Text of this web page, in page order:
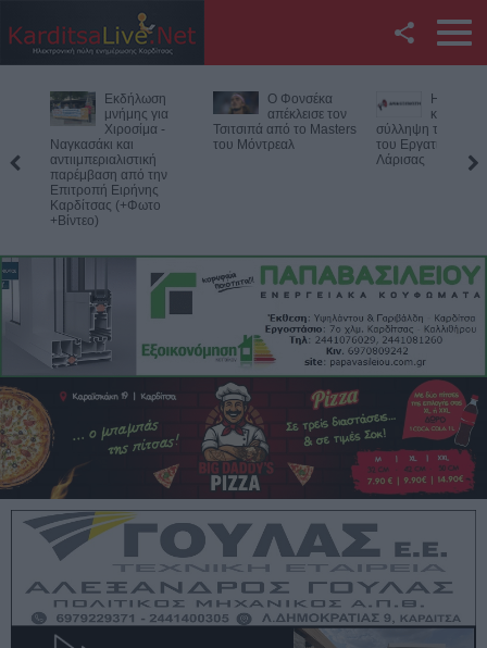
Twitter
YouTube
Επικοινωνία με το
KarditsaLive.Net
Εκδήλωση
μνήμης για
Χιροσίμα -
Ναγκασάκι και
αντιιμπεριαλιστική
παρέμβαση από την
Επιτροπή Ειρήνης
Καρδίτσας (+Φωτο
+Βίντεο)
Ο Φονσέκα
απέκλεισε τον
Τσιτσιπά από το Masters
του Μόντρεαλ
Η
σύλληψη του
του Εργατικού
Λάρισας